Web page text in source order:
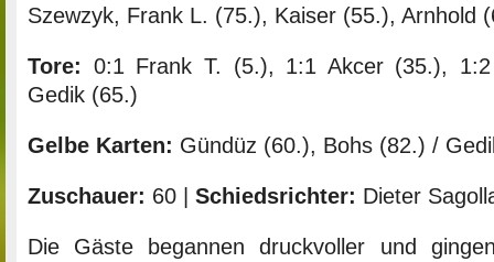
Szewzyk, Frank L. (75.), Kaiser (55.), Arnhold
Tore: 0:1 Frank T. (5.), 1:1 Akcer (35.),
Gedik (65.)
Gelbe Karten: Gündüz (60.), Bohs (82.) /
Zuschauer: 60 | Schiedsrichter: Dieter
Die Gäste begannen druckvoller und